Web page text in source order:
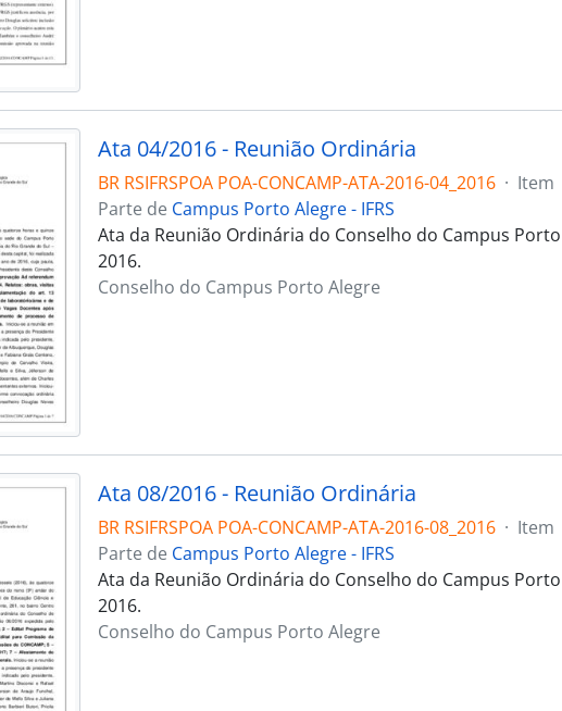
Ata 04/2016 - Reunião Ordinária
BR RSIFRSPOA POA-CONCAMP-ATA-2016-04_2016 · Item
Parte de Campus Porto Alegre - IFRS
Ata da Reunião Ordinária do Conselho do Campus
2016.
Conselho do Campus Porto Alegre
Ata 08/2016 - Reunião Ordinária
BR RSIFRSPOA POA-CONCAMP-ATA-2016-08_2016 · Item
Parte de Campus Porto Alegre - IFRS
Ata da Reunião Ordinária do Conselho do Campus
2016.
Conselho do Campus Porto Alegre